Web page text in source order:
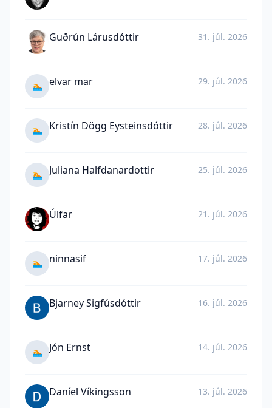
Guðrún Lárusdóttir 31. júl. 2026
🏊 elvar mar 29. júl. 2026
🏊 Kristín Dögg Eysteinsdóttir 28. júl. 2026
🏊 Juliana Halfdanardottir 25. júl. 2026
Úlfar 21. júl. 2026
🏊 ninnasif 17. júl. 2026
Bjarney Sigfúsdóttir 16. júl. 2026
🏊 Jón Ernst 14. júl. 2026
Daníel Víkingsson 13. júl. 2026